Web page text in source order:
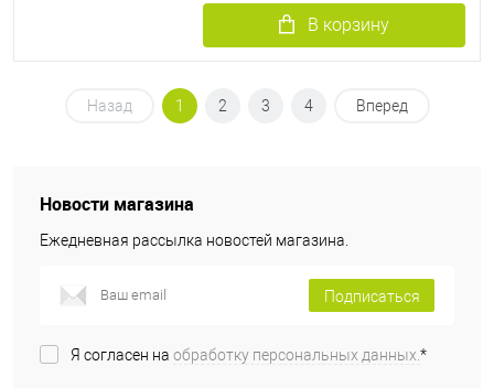
В корзину
Назад 1 2 3 4 Вперед
Новости магазина
Ежедневная рассылка новостей магазина.
Подписаться
Я согласен на обработку персональных данных.*